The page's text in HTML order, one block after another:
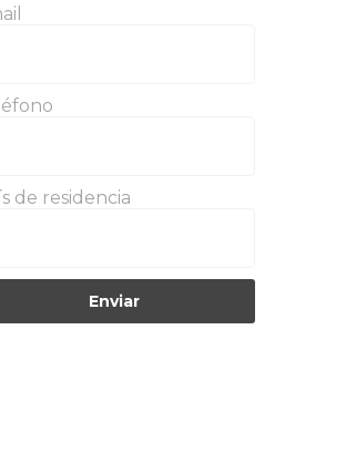
de residencia
Enviar